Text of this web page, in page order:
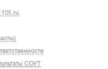
СОУТ